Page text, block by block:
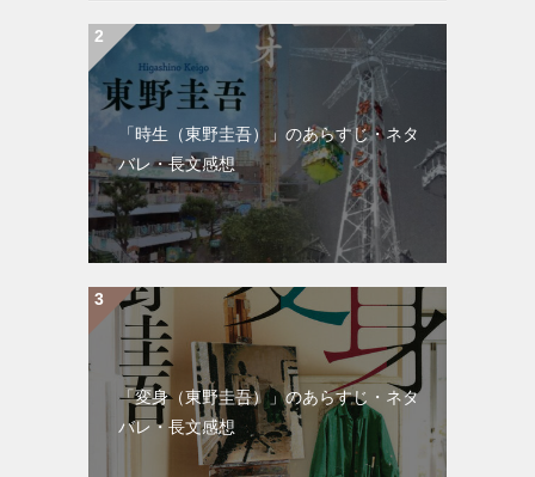
「時生（東野圭吾）」のあらすじ・ネタ
バレ・長文感想
「変身（東野圭吾）」のあらすじ・ネタ
バレ・長文感想